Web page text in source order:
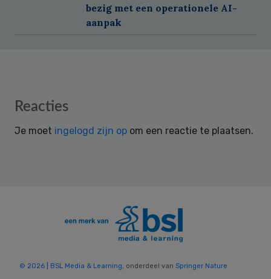
bezig met een operationele AI-
aanpak
Reader
Reacties
Je moet ingelogd zijn op om een reactie te plaatsen.
© 2026 | BSL Media & Learning, onderdeel van Springer Nature